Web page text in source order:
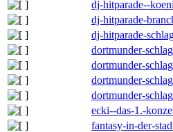
dj-hitparade--
dj-hitparade-
dj-hitparade-
dortmunder-
dortmunder-
dortmunder-
dortmunder-
ecki--das-1.-
fantasy-in-der-